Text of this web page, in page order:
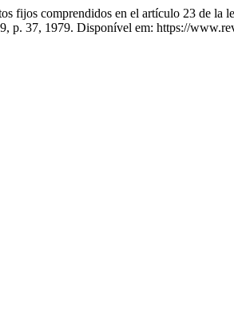
comprendidos en el artículo 23 de la
p. 37, 1979. Disponível em: https://